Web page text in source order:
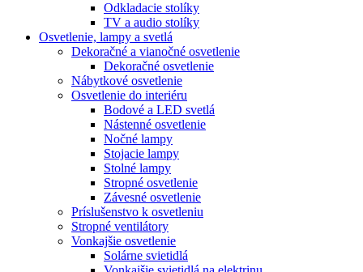
Odkladacie stolíky
TV a audio stolíky
Osvetlenie, lampy a svetlá
Dekoračné a vianočné osvetlenie
Dekoračné osvetlenie
Nábytkové osvetlenie
Osvetlenie do interiéru
Bodové a LED svetlá
Nástenné osvetlenie
Nočné lampy
Stojacie lampy
Stolné lampy
Stropné osvetlenie
Závesné osvetlenie
Príslušenstvo k osvetleniu
Stropné ventilátory
Vonkajšie osvetlenie
Solárne svietidlá